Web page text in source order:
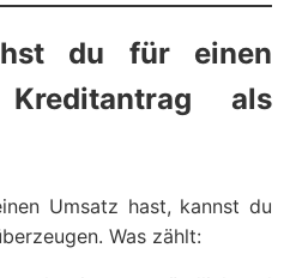
du für einen
als
Umsatz hast, kannst du
Was zählt: